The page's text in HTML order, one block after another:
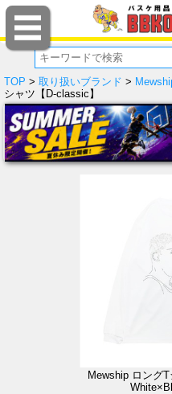
TOP > 取り扱いブランド >
シャツ【D-classic】
Mewship ロングT